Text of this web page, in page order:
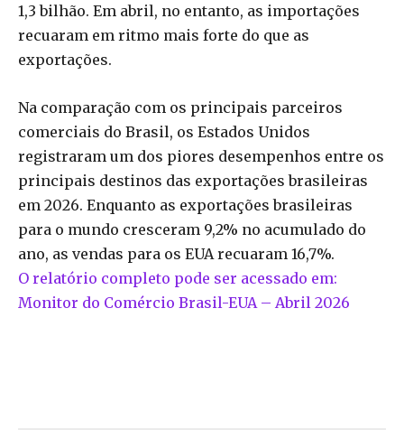
1,3 bilhão. Em abril, no entanto, as importações
recuaram em ritmo mais forte do que as
exportações.
Na comparação com os principais parceiros
comerciais do Brasil, os Estados Unidos
registraram um dos piores desempenhos entre os
principais destinos das exportações brasileiras
em 2026. Enquanto as exportações brasileiras
para o mundo cresceram 9,2% no acumulado do
ano, as vendas para os EUA recuaram 16,7%.
O relatório completo pode ser acessado em:
Monitor do Comércio Brasil-EUA – Abril 2026